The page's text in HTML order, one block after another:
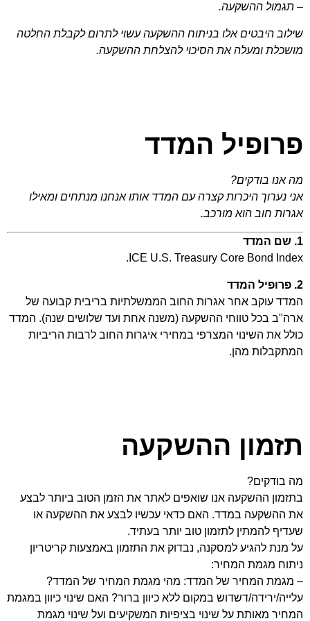
– תגמול ההשקעה.
שילוב היבטים אלו בניתוח ההשקעה עשוי לתרום לקבלת החלטה
מושכלת ומעלה את הסיכוי להצלחת ההשקעה.
פרופיל המדד
מה אנו בודקים?
אני נערוך היכרות קצרה עם המדד אותו אנחנו מנתחים ומאילו
אגרות חוב הוא מורכב.
1. שם המדד
ICE U.S. Treasury Core Bond Index.
2. פרופיל המדד
המדד עוקב אחר אגרות החוב הממשלתיות בריבית קבועה של
ארה"ב בכל טווחי ההשקעה (משנה אחת ועד שלושים שנה). המדד
כולל את השינוי המצרפי במחירי איגרות החוב לרבות הריביות
המתקבלות מהן.
תזמון ההשקעה
מה בודקים?
בתזמון ההשקעה אנו שואפים לאתר את הזמן הטוב ביותר לבצע
את ההשקעה במדד. האם כדאי עכשיו לבצע את ההשקעה או
שעדיף להמתין לתזמון טוב יותר בעתיד.
על מנת להגיע למסקנה, נבדוק את התזמון באמצעות קריטריון
ניתוח מגמת המחיר:
– מגמת המחיר של המדד: מהי מגמת המחיר של המדד?
עלייה/ירידה/דשדוש במקום ללא כיוון ברור? האם שינוי כיוון במגמת
המחיר מאותת על שינוי בציפיות המשקיעים ועל שינוי מגמת